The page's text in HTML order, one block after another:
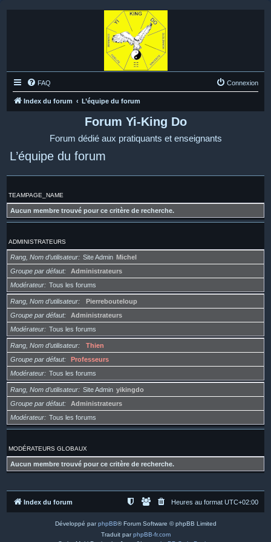
FAQ Connexion
Index du forum L’équipe du forum
Forum Yi-King Do
Forum dédié aux pratiquants et enseignants
L’équipe du forum
TEAMPAGE_NAME
Aucun membre trouvé pour ce critère de recherche.
ADMINISTRATEURS
Rang, Nom d’utilisateur Site Admin Michel
Groupe par défaut
Administrateurs
Modérateur
Tous les forums
Rang, Nom d’utilisateur
Pierrebouteloup
Groupe par défaut
Administrateurs
Modérateur
Tous les forums
Rang, Nom d’utilisateur
Thien
Groupe par défaut
Professeurs
Modérateur
Tous les forums
Rang, Nom d’utilisateur Site Admin yikingdo
Groupe par défaut
Administrateurs
Modérateur
Tous les forums
MODÉRATEURS GLOBAUX
Aucun membre trouvé pour ce critère de recherche.
Index du forum Heures au format UTC+02:00
Développé parphpBB® Forum Software © phpBB Limited
Traduit parphpBB-fr.com